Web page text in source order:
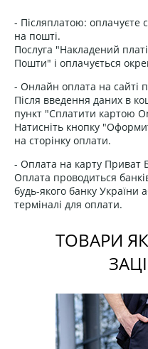
- Післяплатою: оплачуєте
на пошті.
Послуга "Накладений
Пошти" і оплачується
- Онлайн оплата на сайті
Після введення даних в
пункт "Сплатити картою
Натисніть кнопку
на сторінку оплати.
- Оплата на карту Приват
Оплата проводиться
будь-якого банку України
терміналі для оплати.
ТОВАРИ